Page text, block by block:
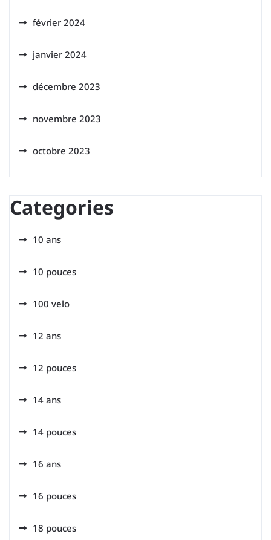
février 2024
janvier 2024
décembre 2023
novembre 2023
octobre 2023
Categories
10 ans
10 pouces
100 velo
12 ans
12 pouces
14 ans
14 pouces
16 ans
16 pouces
18 pouces